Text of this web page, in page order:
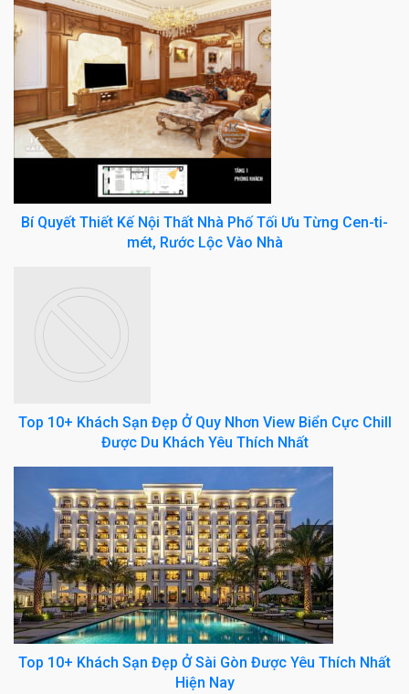
Bí Quyết Thiết Kế Nội Thất Nhà Phố Tối Ưu Từng Cen-ti-
mét, Rước Lộc Vào Nhà
Top 10+ Khách Sạn Đẹp Ở Quy Nhơn View Biển Cực Chill
Được Du Khách Yêu Thích Nhất
Top 10+ Khách Sạn Đẹp Ở Sài Gòn Được Yêu Thích Nhất
Hiện Nay